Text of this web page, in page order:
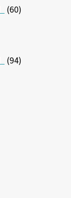
(60)
(94)